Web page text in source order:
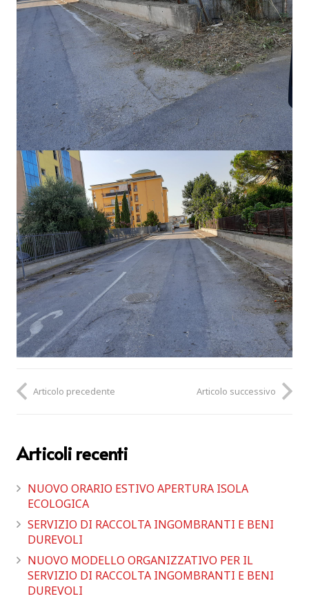
Articolo precedente Articolo successivo
Articoli recenti
NUOVO ORARIO ESTIVO APERTURA ISOLA
ECOLOGICA
SERVIZIO DI RACCOLTA INGOMBRANTI E BENI
DUREVOLI
NUOVO MODELLO ORGANIZZATIVO PER IL
SERVIZIO DI RACCOLTA INGOMBRANTI E BENI
DUREVOLI